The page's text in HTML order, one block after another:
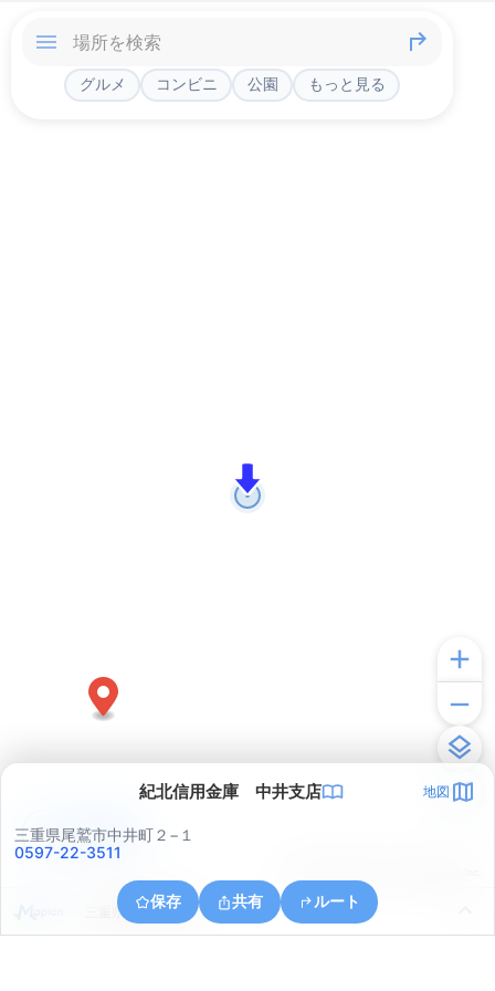
グルメ コンビニ 公園 もっと見る
紀北信用金庫 中井支店 地図
三重県尾鷲市中井町２−１
0597-22-3511
保存 共有 ルート
三重県尾鷲市南浦
アプリで見る